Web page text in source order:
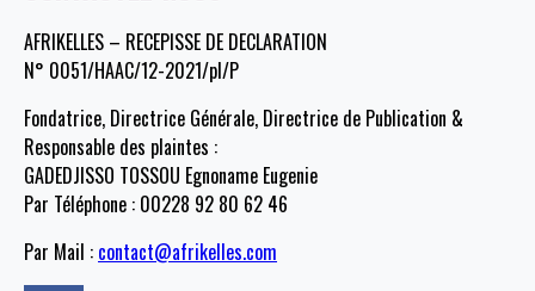
AFRIKELLES – RECEPISSE DE DECLARATION
N° 0051/HAAC/12-2021/pl/P
Fondatrice, Directrice Générale, Directrice de Publication &
Responsable des plaintes :
GADEDJISSO TOSSOU Egnoname Eugenie
Par Téléphone : 00228 92 80 62 46
Par Mail : contact@afrikelles.com